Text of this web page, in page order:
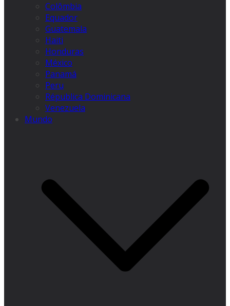
Colômbia
Equador
Guatemala
Haiti
Honduras
México
Panamá
Peru
Républica Dominicana
Venezuela
Mundo